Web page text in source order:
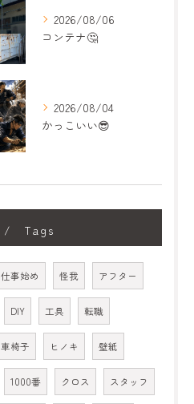
2026/08/06
コンテナ🤔
2026/08/04
かっこいい😎
Tags
仕事始め 怪我 アフター
DIY 工具 転職
車椅子 ヒノキ 壁紙
1000番 クロス スタッフ